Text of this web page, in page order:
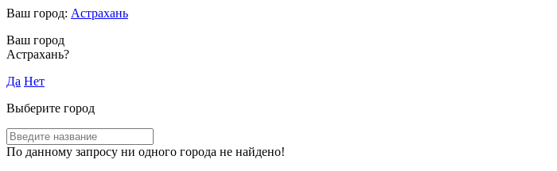
Ваш город: Астрахань
Ваш город
Астрахань?
Да Нет
Выберите город
По данному запросу ни одного города не найдено!